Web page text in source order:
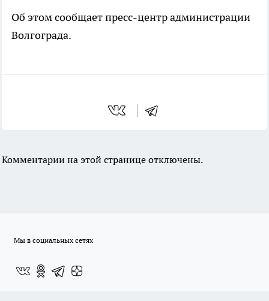
Об этом сообщает пресс-центр администрации
Волгограда.
Комментарии на этой странице отключены.
Мы в социальных сетях